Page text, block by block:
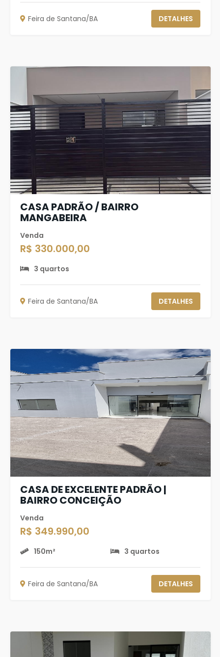
Feira de Santana/BA DETALHES
CASA PADRÃO / BAIRRO
MANGABEIRA
Venda
R$ 330.000,00
3 quartos
Feira de Santana/BA DETALHES
CASA DE EXCELENTE PADRÃO |
BAIRRO CONCEIÇÃO
Venda
R$ 349.990,00
150m² 3 quartos
Feira de Santana/BA DETALHES